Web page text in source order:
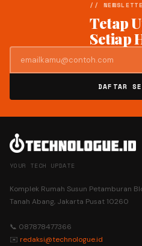
//
Tetap
Setiap
DAFTAR
YOUR TECH UPDATE
Komplek Rumah Susun Petamburan
Tanah Abang, Jakarta Pusat 10260
📞 087878477366
✉️ redaksi@technologue.id